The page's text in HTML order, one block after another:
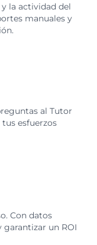
la actividad del
manuales y
al Tutor
esfuerzos
Con datos
un ROI